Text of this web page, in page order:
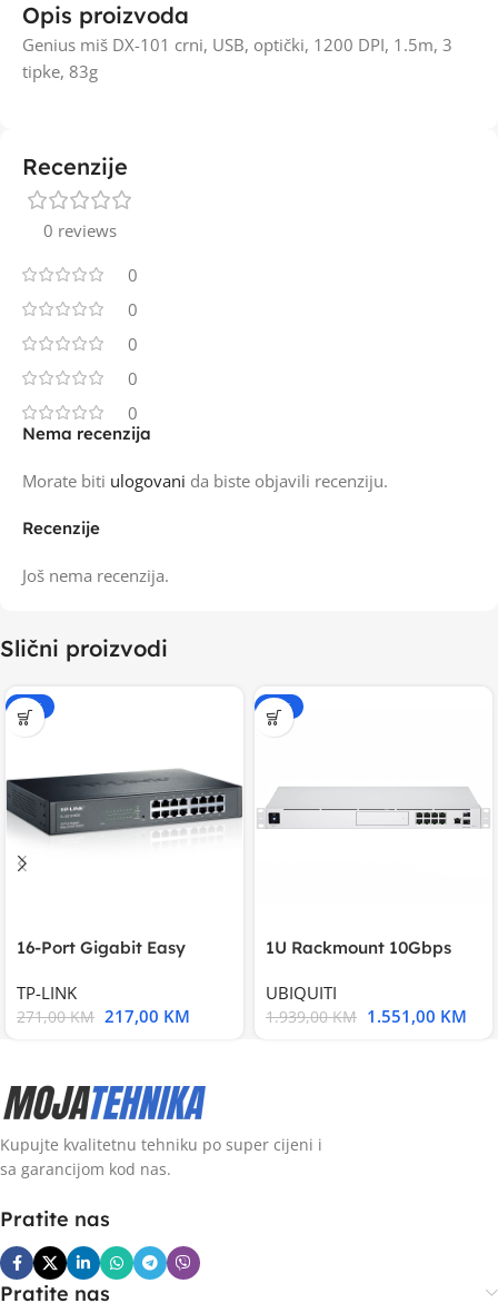
Opis proizvoda
Genius miš DX-101 crni, USB, optički, 1200 DPI, 1.5m, 3
tipke, 83g
Recenzije
0 reviews
0
0
0
0
0
Recenzije
Još nema recenzija.
Nema recenzija
Morate biti ulogovani da biste objavili recenziju.
Slični proizvodi
-20%
16-Port Gigabit Easy
TP-LINK
271,00KM 217,00 KM
-20%
1U Rackmount 10Gbps
UBIQUITI
1.939,00KM 1.551,00 KM
Kupujte kvalitetnu tehniku po super cijeni i
sa garancijom kod nas.
Pratite nas
Pratite nas